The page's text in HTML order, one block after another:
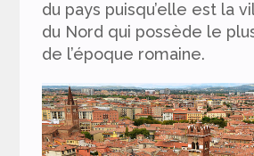
du pays puisqu’elle est la
du Nord qui possède le
de l’époque romaine.